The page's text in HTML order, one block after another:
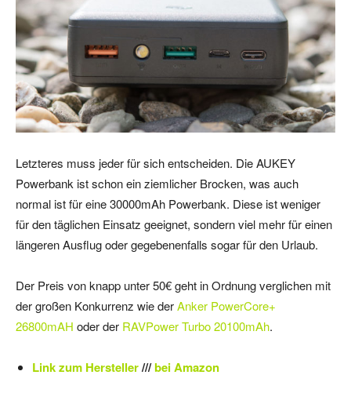
Letzteres muss jeder für sich entscheiden. Die AUKEY
Powerbank ist schon ein ziemlicher Brocken, was auch
normal ist für eine 30000mAh Powerbank. Diese ist weniger
für den täglichen Einsatz geeignet, sondern viel mehr für einen
längeren Ausflug oder gegebenenfalls sogar für den Urlaub.
Der Preis von knapp unter 50€ geht in Ordnung verglichen mit
der großen Konkurrenz wie derAnker PowerCore+
26800mAH oder der RAVPower Turbo 20100mAh.
Link zum Hersteller///bei Amazon